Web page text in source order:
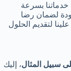
خدماتنا بسرعة
لضمان رضا
لتقديم الحلول
سبيل المثال، إليك